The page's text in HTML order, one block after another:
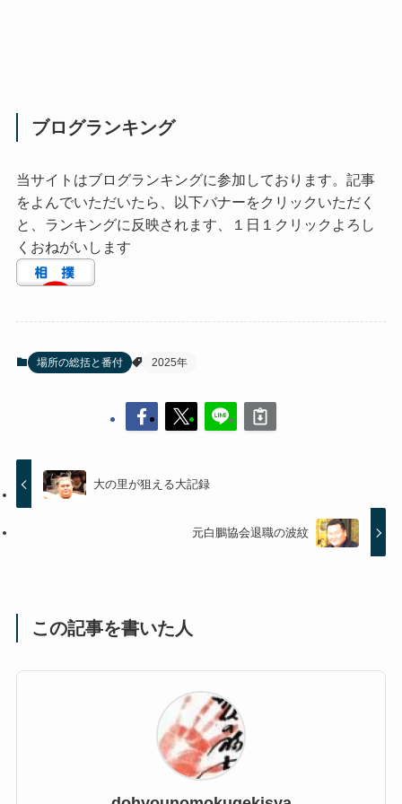
ブログランキング
当サイトはブログランキングに参加しております。記事
をよんでいただいたら、以下バナーをクリックいただく
と、ランキングに反映されます、１日１クリックよろし
くおねがいします
場所の総括と番付 2025年
大の里が狙える大記録
元白鵬協会退職の波紋
この記事を書いた人